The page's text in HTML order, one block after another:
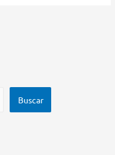
Buscar